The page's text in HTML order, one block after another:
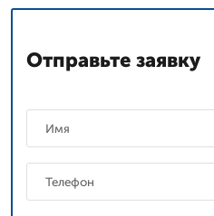
Отправьте заявку